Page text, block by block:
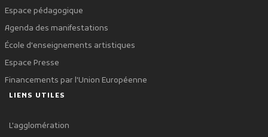
Espace pédagogique
Agenda des manifestations
École d'enseignements artistiques
Espace Presse
Financements par l'Union Européenne
LIENS UTILES
L'agglomération